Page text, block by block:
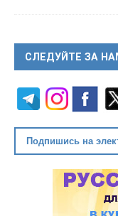
СЛЕДУЙТЕ ЗА
Подпишись на